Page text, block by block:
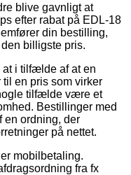
blive gavnligt at
efter rabat på EDL-18
din bestilling,
billigste pris.
i tilfælde af at en
en pris som virker
tilfælde være et
Bestillinger med
en ordning, der
på nettet.
mobilbetaling.
fra fx